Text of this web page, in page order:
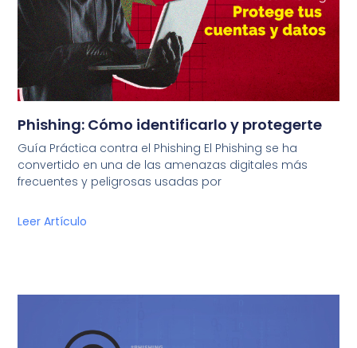
Phishing: Cómo identificarlo y protegerte
Guía Práctica contra el Phishing El Phishing se ha
convertido en una de las amenazas digitales más
frecuentes y peligrosas usadas por
Leer Artículo